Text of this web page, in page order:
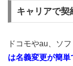
キャリアで契
ドコモやau、ソ
は名義変更が簡単